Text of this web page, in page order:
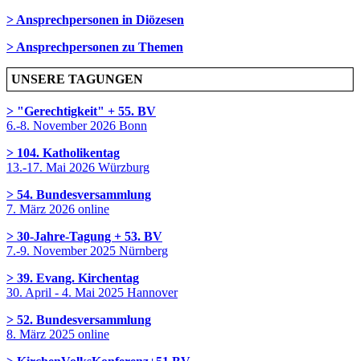
> Ansprechpersonen in Diözesen
> Ansprechpersonen zu Themen
UNSERE TAGUNGEN
> "Gerechtigkeit" + 55. BV
6.-8. November 2026 Bonn
> 104. Katholikentag
13.-17. Mai 2026 Würzburg
> 54. Bundesversammlung
7. März 2026 online
> 30-Jahre-Tagung + 53. BV
7.-9. November 2025 Nürnberg
> 39. Evang. Kirchentag
30. April - 4. Mai 2025 Hannover
> 52. Bundesversammlung
8. März 2025 online